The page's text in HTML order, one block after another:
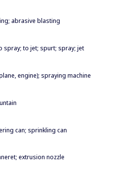
abrasive blasting
spray; to jet; spurt; spray; jet
engine); spraying machine
can; sprinkling can
extrusion nozzle